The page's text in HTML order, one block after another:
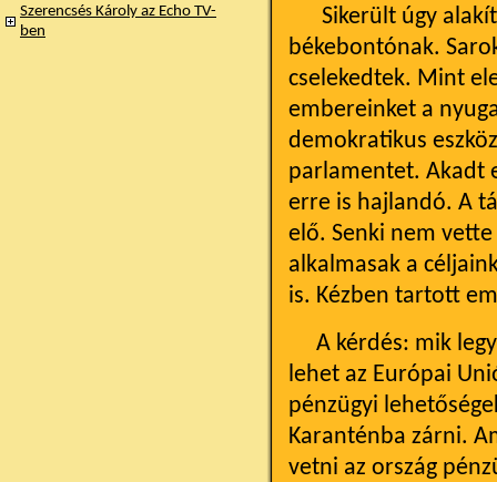
Szerencsés Károly az Echo TV-
ben
Sikerült úgy
békebontónak.
cselekedtek. Mint
embereinket a
demokratikus
parlamentet. Akadt
erre is hajlandó. A
elő. Senki nem
alkalmasak a
is. Kézben tartott
A kérdés: mik
lehet az Európai
pénzügyi
Karanténba zárni.
vetni az ország